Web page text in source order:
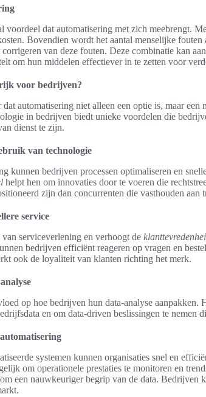
voordeel dat automatisering met zich meebrengt.
Bovendien wordt het aantal menselijke
van deze fouten. Deze combinatie kan
om hun middelen effectiever in te zetten voor
voor bedrijven?
automatisering niet alleen een optie is, maar een
in bedrijven biedt unieke voordelen die
dienst te zijn.
van technologie
kunnen bedrijven processen optimaliseren en
helpt hen om innovaties door te voeren die
zijn dan concurrenten die vasthouden aan
service
serviceverlening en verhoogt de
bedrijven efficiënt reageren op vragen en
ook de loyaliteit van klanten richting het merk.
op hoe bedrijven hun data-analyse aanpakken.
en om data-driven beslissingen te nemen
systemen kunnen organisaties snel en
om operationele prestaties te monitoren en
een nauwkeuriger begrip van de data. Bedrijven